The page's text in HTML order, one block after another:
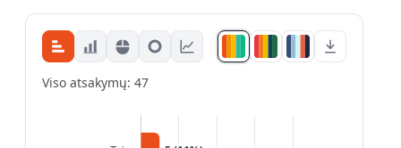
Viso atsakymų: 47